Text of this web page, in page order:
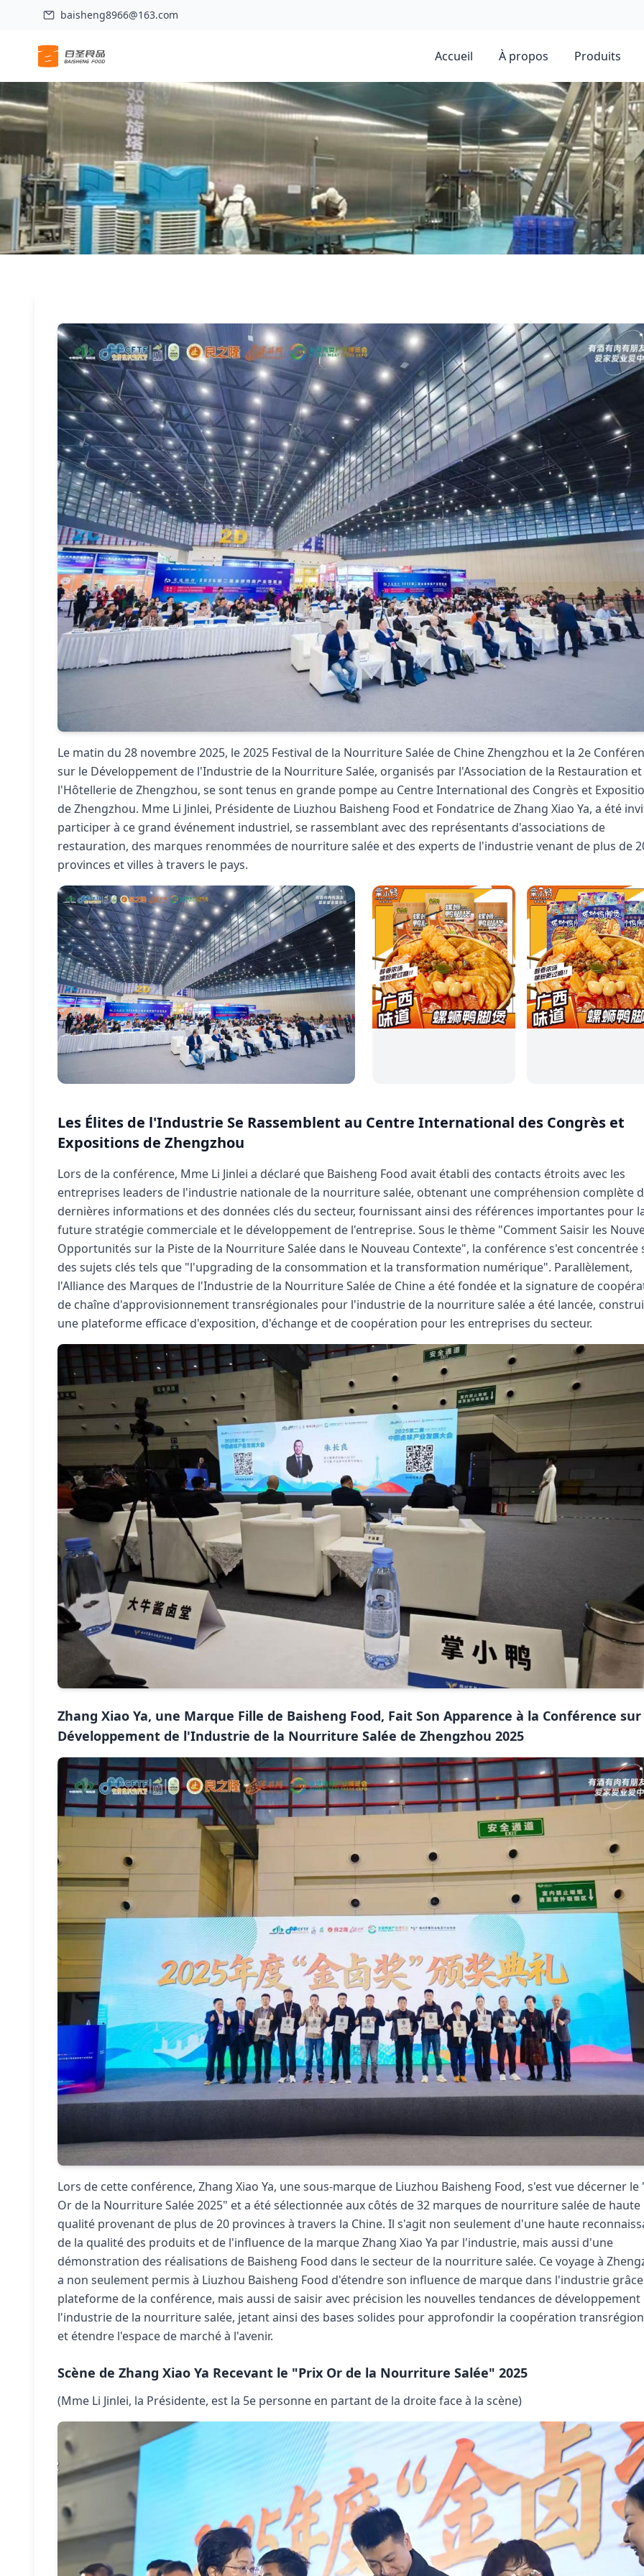
baisheng8966@163.com
Accueil À propos Produits
Le matin du 28 novembre 2025, le 2025 Festival de la Nourriture Salée de Chine Zhengzhou et la 2e
sur le Développement de l'Industrie de la Nourriture Salée, organisés par l'Association de la Restauration
l'Hôtellerie de Zhengzhou, se sont tenus en grande pompe au Centre International des Congrès et
de Zhengzhou. Mme Li Jinlei, Présidente de Liuzhou Baisheng Food et Fondatrice de Zhang Xiao Ya, a été
participer à ce grand événement industriel, se rassemblant avec des représentants d'associations de
restauration, des marques renommées de nourriture salée et des experts de l'industrie venant de plus de
provinces et villes à travers le pays.
Les Élites de l'Industrie Se Rassemblent au Centre International des Congrès et
Expositions de Zhengzhou
Lors de la conférence, Mme Li Jinlei a déclaré que Baisheng Food avait établi des contacts étroits avec les
entreprises leaders de l'industrie nationale de la nourriture salée, obtenant une compréhension complète
dernières informations et des données clés du secteur, fournissant ainsi des références importantes pour
future stratégie commerciale et le développement de l'entreprise. Sous le thème "Comment Saisir les
Opportunités sur la Piste de la Nourriture Salée dans le Nouveau Contexte", la conférence s'est concentrée
des sujets clés tels que "l'upgrading de la consommation et la transformation numérique". Parallèlement,
l'Alliance des Marques de l'Industrie de la Nourriture Salée de Chine a été fondée et la signature de
de chaîne d'approvisionnement transrégionales pour l'industrie de la nourriture salée a été lancée,
une plateforme efficace d'exposition, d'échange et de coopération pour les entreprises du secteur.
Zhang Xiao Ya, une Marque Fille de Baisheng Food, Fait Son Apparence à la Conférence
Développement de l'Industrie de la Nourriture Salée de Zhengzhou 2025
Lors de cette conférence, Zhang Xiao Ya, une sous-marque de Liuzhou Baisheng Food, s'est vue décerner le
Or de la Nourriture Salée 2025" et a été sélectionnée aux côtés de 32 marques de nourriture salée de haute
qualité provenant de plus de 20 provinces à travers la Chine. Il s'agit non seulement d'une haute
de la qualité des produits et de l'influence de la marque Zhang Xiao Ya par l'industrie, mais aussi d'une
démonstration des réalisations de Baisheng Food dans le secteur de la nourriture salée. Ce voyage à
a non seulement permis à Liuzhou Baisheng Food d'étendre son influence de marque dans l'industrie
plateforme de la conférence, mais aussi de saisir avec précision les nouvelles tendances de développement
l'industrie de la nourriture salée, jetant ainsi des bases solides pour approfondir la coopération
et étendre l'espace de marché à l'avenir.
Scène de Zhang Xiao Ya Recevant le "Prix Or de la Nourriture Salée" 2025
(Mme Li Jinlei, la Présidente, est la 5e personne en partant de la droite face à la scène)